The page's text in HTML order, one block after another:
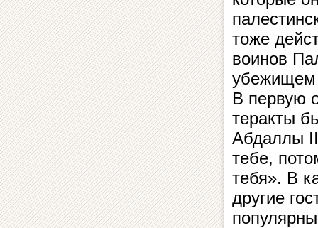
тоже
воинов
убежищем
В первую
теракты
Абдаллы
тебе,
тебя». В
другие